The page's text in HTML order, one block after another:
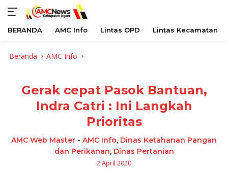
BERANDA AMC Info Lintas OPD Lintas Kecamatan
Beranda AMC Info
Gerak cepat Pasok Bantuan,
Indra Catri : Ini Langkah
Prioritas
AMC Web Master - AMC Info, Dinas Ketahanan Pangan
dan Perikanan, Dinas Pertanian
2 April 2020